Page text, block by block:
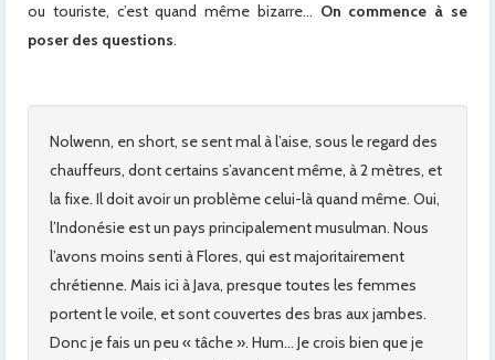
ou touriste, c’est quand même bizarre… On commence à se
poser des questions.
Nolwenn, en short, se sent mal à l’aise, sous le regard des
chauffeurs, dont certains s’avancent même, à 2 mètres, et
la fixe. Il doit avoir un problème celui-là quand même. Oui,
l’Indonésie est un pays principalement musulman. Nous
l’avons moins senti à Flores, qui est majoritairement
chrétienne. Mais ici à Java, presque toutes les femmes
portent le voile, et sont couvertes des bras aux jambes.
Donc je fais un peu « tâche ». Hum… Je crois bien que je